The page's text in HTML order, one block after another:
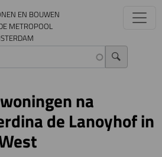
EN BOUWEN
METROPOOL
na
de Lanoyhof in